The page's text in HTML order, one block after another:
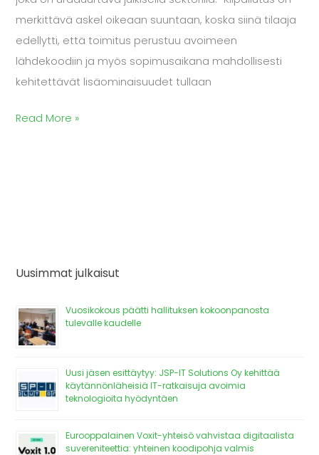
merkittävä askel oikeaan suuntaan, koska siinä tilaaja
edellytti, että toimitus perustuu avoimeen
lähdekoodiin ja myös sopimusaikana mahdollisesti
kehitettävät lisäominaisuudet tullaan
Read More »
Uusimmat julkaisut
Vuosikokous päätti hallituksen kokoonpanosta
tulevalle kaudelle
Uusi jäsen esittäytyy: JSP-IT Solutions Oy kehittää
käytännönläheisiä IT-ratkaisuja avoimia
teknologioita hyödyntäen
Eurooppalainen Voxit-yhteisö vahvistaa digitaalista
suvereniteettia: yhteinen koodipohja valmis